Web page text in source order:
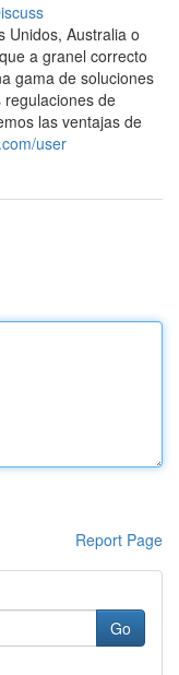
Unidos, Australia o
a granel correcto
gama de soluciones
de
las ventajas de
user
Report Page
Go